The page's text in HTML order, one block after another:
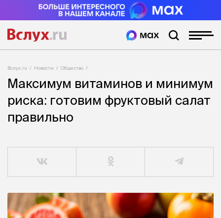
Вслух.ru Новости Общество
Максимум витаминов и минимум
риска: готовим фруктовый салат
правильно